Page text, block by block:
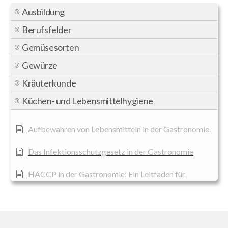
Ausbildung
Berufsfelder
Gemüsesorten
Gewürze
Kräuterkunde
Küchen- und Lebensmittelhygiene
Aufbewahren von Lebensmitteln in der Gastronomie
Das Infektionsschutzgesetz in der Gastronomie
HACCP in der Gastronomie: Ein Leitfaden für
Lebensmittelsicherheit